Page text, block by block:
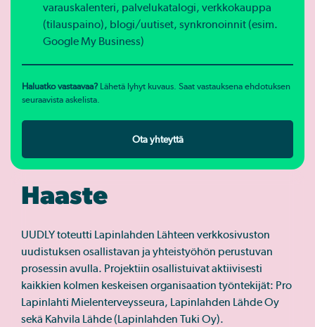
Haaste
UUDLY toteutti Lapinlahden Lähteen verkkosivuston
uudistuksen osallistavan ja yhteistyöhön perustuvan
prosessin avulla. Projektiin osallistuivat aktiivisesti
kaikkien kolmen keskeisen organisaation työntekijät: Pro
Lapinlahti Mielenterveysseura, Lapinlahden Lähde Oy
sekä Kahvila Lähde (Lapinlahden Tuki Oy).
varauskalenteri, palvelukatalogi, verkkokauppa
(tilauspaino), blogi/uutiset, synkronoinnit (esim.
Google My Business)
Haluatko vastaavaa? Lähetä lyhyt kuvaus. Saat vastauksena ehdotuksen
seuraavista askelista.
Ota yhteyttä